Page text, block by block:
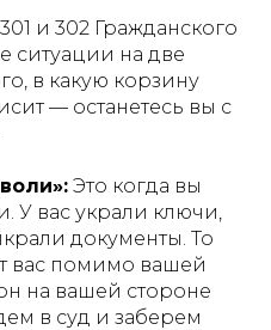
и 302 Гражданского
ситуации на две
в какую корзину
— останетесь вы с
Это когда вы
У вас украли ключи,
документы. То
вас помимо вашей
на вашей стороне
в суд и заберем